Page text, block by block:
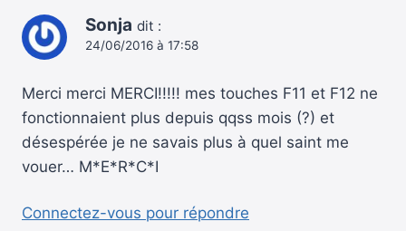
Sonja dit :
24/06/2016 à 17:58
Merci merci MERCI!!!!! mes touches F11 et F12 ne
fonctionnaient plus depuis qqss mois (?) et
désespérée je ne savais plus à quel saint me
vouer… M*E*R*C*I
Connectez-vous pour répondre